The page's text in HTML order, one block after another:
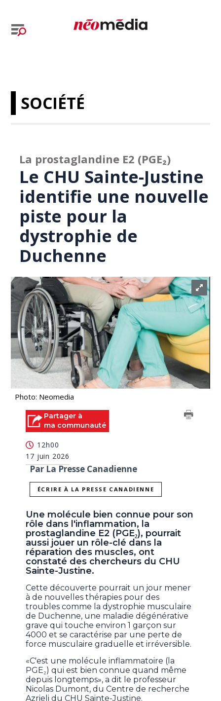
SOCIÉTÉ
La prostaglandine E2 (PGE₂)
Le CHU Sainte-Justine
identifie une nouvelle
piste pour la
dystrophie de
Duchenne
Photo: Neomedia
Partager à
ma communauté
12h00
17 juin 2026
Par La Presse Canadienne
ÉCRIRE À LA PRESSE CANADIENNE
Une molécule bien connue pour son
rôle dans l'inflammation, la
prostaglandine E2 (PGE₂), pourrait
aussi jouer un rôle-clé dans la
réparation des muscles, ont
constaté des chercheurs du CHU
Sainte-Justine.
Cette découverte pourrait un jour mener
à de nouvelles thérapies pour des
troubles comme la dystrophie musculaire
de Duchenne, une maladie dégénérative
grave qui touche environ 1 garçon sur
4000 et se caractérise par une perte de
force musculaire graduelle et irréversible.
«C'est une molécule inflammatoire (la
PGE₂) qui est bien connue quand même
depuis longtemps», a dit le professeur
Nicolas Dumont, du Centre de recherche
Azrieli du CHU Sainte-Justine.